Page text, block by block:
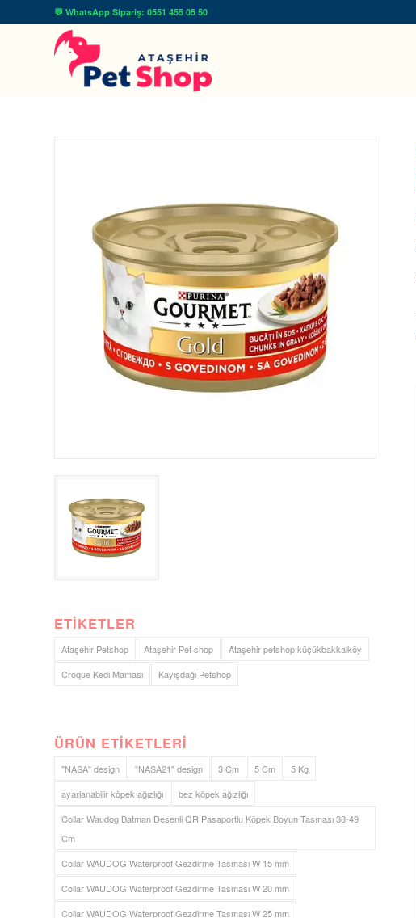
💬 WhatsApp Sipariş: 0551 455 05 50
ETIKETLER
Ataşehir Petshop Ataşehir Pet shop
Ataşehir petshop küçükbakkalköy
Croque Kedi Maması
Kayışdağı Petshop
ÜRÜN ETIKETLERI
"NASA" design "NASA21" design 3 Cm 5 Cm
5 Kg
ayarlanabilir köpek ağızlığı
bez köpek ağızlığı
Collar Waudog Batman Desenli QR Pasaportlu Köpek Boyun Tasması 38-49
Cm
Collar WAUDOG Waterproof Gezdirme Tasması W 15 mm
Collar WAUDOG Waterproof Gezdirme Tasması W 20 mm
Collar WAUDOG Waterproof Gezdirme Tasması W 25 mm